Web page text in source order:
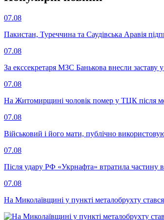
07.08
Пакистан, Туреччина та Саудівська Аравія
07.08
За екссекретаря МЗС Банькова внесли заставу
07.08
На Житомирщині чоловік помер у ТЦК після
07.08
Військовий і його мати, публічно
07.08
Після удару РФ «Укрнафта» втратила частину
07.08
На Миколаївщині у пункті металобрухту